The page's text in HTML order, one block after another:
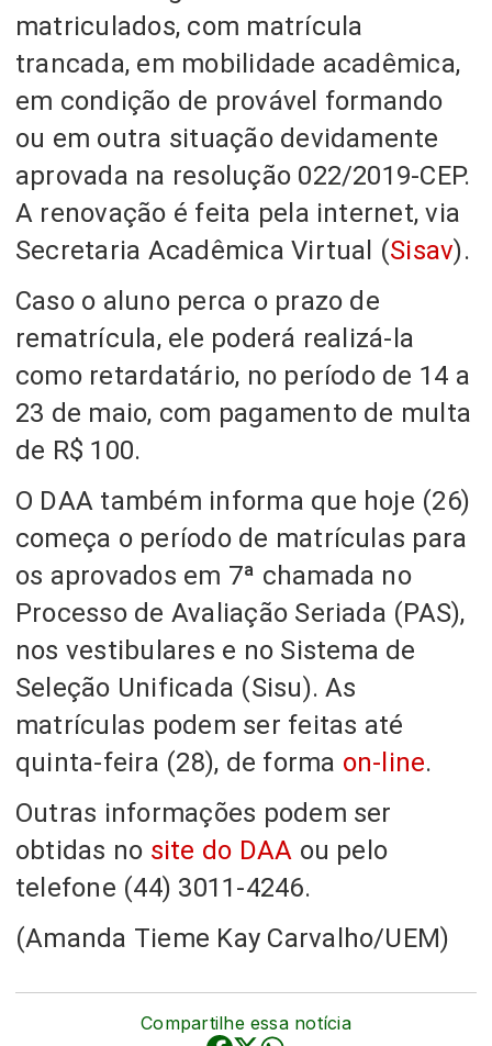
matriculados, com matrícula
trancada, em mobilidade acadêmica,
em condição de provável formando
ou em outra situação devidamente
aprovada na resolução 022/2019-CEP.
A renovação é feita pela internet, via
Secretaria Acadêmica Virtual (Sisav).
Caso o aluno perca o prazo de
rematrícula, ele poderá realizá-la
como retardatário, no período de 14 a
23 de maio, com pagamento de multa
de R$ 100.
O DAA também informa que hoje (26)
começa o período de matrículas para
os aprovados em 7ª chamada no
Processo de Avaliação Seriada (PAS),
nos vestibulares e no Sistema de
Seleção Unificada (Sisu). As
matrículas podem ser feitas até
quinta-feira (28), de forma on-line.
Outras informações podem ser
obtidas no site do DAA ou pelo
telefone (44) 3011-4246.
(Amanda Tieme Kay Carvalho/UEM)
Compartilhe essa notícia